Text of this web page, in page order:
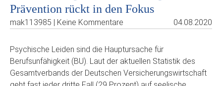
Prävention rückt in den Fokus
mak113985 | Keine Kommentare 04.08.2020
Psychische Leiden sind die Hauptursache für
Berufsunfähigkeit (BU). Laut der aktuellen Statistik des
Gesamtverbands der Deutschen Versicherungswirtschaft